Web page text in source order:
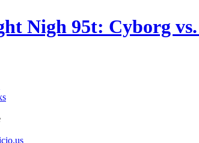
Nigh 95t: Cyborg vs.